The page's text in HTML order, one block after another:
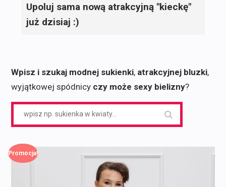
Upoluj sama nową atrakcyjną "kieckę"
już dzisiaj :)
Wpisz i szukaj modnej sukienki, atrakcyjnej bluzki,
wyjątkowej spódnicy czy może sexy bielizny?
Promocja!